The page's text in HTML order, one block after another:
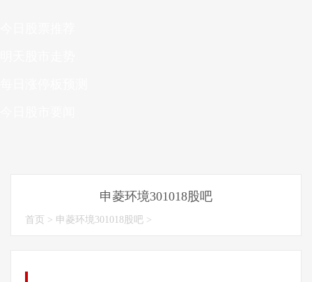
申菱环境301018股吧
首页 > 申菱环境301018股吧 >